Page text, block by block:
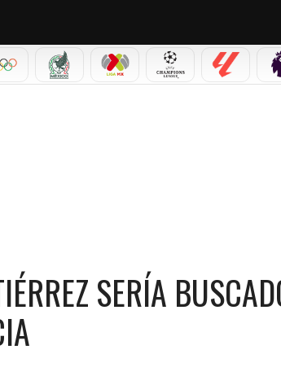
OLÍMPICOSSELECCIÓN MEXICANA
LIGA MX CHAMPIONSLALIGA
SERÍA